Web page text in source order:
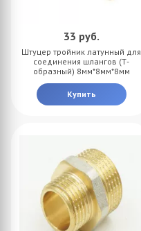
33 руб.
Штуцер тройник латунный для
соединения шлангов (Т-
образный) 8мм*8мм*8мм
Купить